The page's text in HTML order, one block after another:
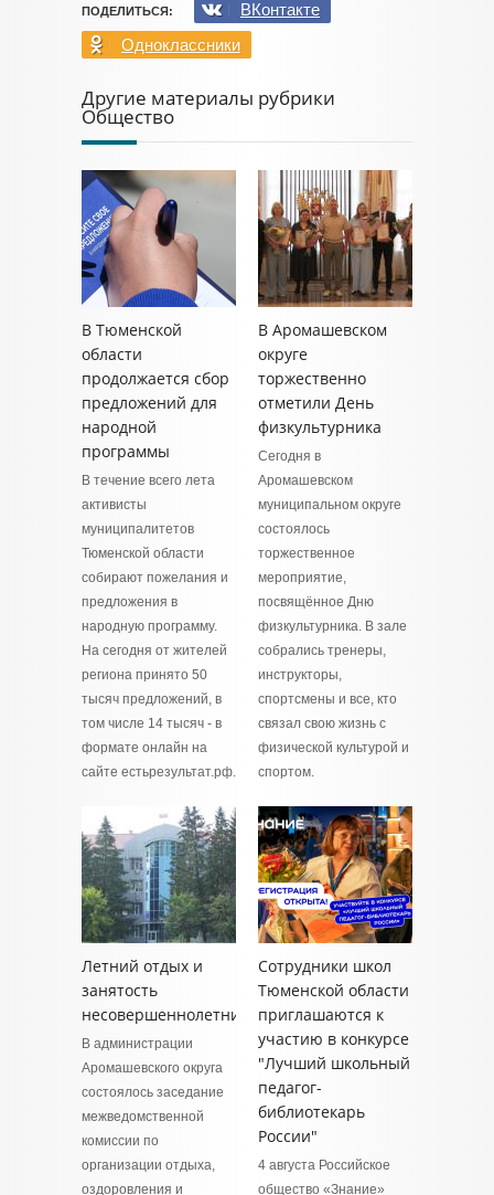
ПОДЕЛИТЬСЯ:
ВКонтакте
Одноклассники
Другие материалы рубрики
Общество
В Тюменской
области
продолжается сбор
предложений для
народной
программы
В течение всего лета
активисты
муниципалитетов
Тюменской области
собирают пожелания и
предложения в
народную программу.
На сегодня от жителей
региона принято 50
тысяч предложений, в
том числе 14 тысяч - в
формате онлайн на
сайте естьрезультат.рф.
В Аромашевском
округе
торжественно
отметили День
физкультурника
Сегодня в
Аромашевском
муниципальном округе
состоялось
торжественное
мероприятие,
посвящённое Дню
физкультурника. В зале
собрались тренеры,
инструкторы,
спортсмены и все, кто
связал свою жизнь с
физической культурой и
спортом.
Летний отдых и
занятость
несовершеннолетних
В администрации
Аромашевского округа
состоялось заседание
межведомственной
комиссии по
организации отдыха,
оздоровления и
Сотрудники школ
Тюменской области
приглашаются к
участию в конкурсе
"Лучший школьный
педагог-
библиотекарь
России"
4 августа Российское
общество «Знание»